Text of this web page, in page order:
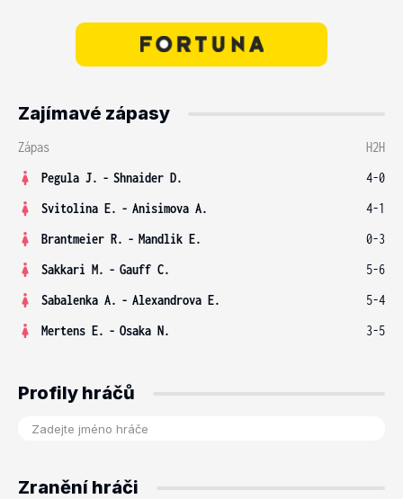
Zajímavé zápasy
Zápas
H2H
Pegula J. - Shnaider D.
4-0
Svitolina E. - Anisimova A.
4-1
Brantmeier R. - Mandlik E.
0-3
Sakkari M. - Gauff C.
5-6
Sabalenka A. - Alexandrova E.
5-4
Mertens E. - Osaka N. 3-5
Profily hráčů
Zranění hráči